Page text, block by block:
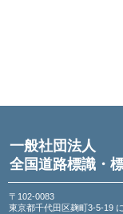
一般社団法人
全国道路標識・
〒102-0083
東京都千代田区麹町3-5-19